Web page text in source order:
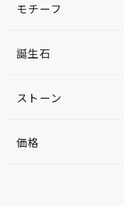
モチーフ
誕生石
ストーン
価格